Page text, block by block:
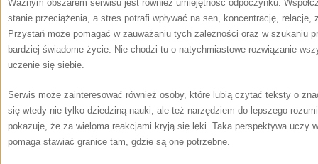
Ważnym obszarem serwisu jest również umiejętność odpoczynku.
stanie przeciążenia, a stres potrafi wpływać na sen, koncentrację, relacje,
Przystań może pomagać w zauważaniu tych zależności oraz w szukaniu
bardziej świadome życie. Nie chodzi tu o natychmiastowe rozwiązanie
uczenie się siebie.
Serwis może zainteresować również osoby, które lubią czytać teksty o
się wtedy nie tylko dziedziną nauki, ale też narzędziem do lepszego
pokazuje, że za wieloma reakcjami kryją się lęki. Taka perspektywa uczy
pomaga stawiać granice tam, gdzie są one potrzebne.